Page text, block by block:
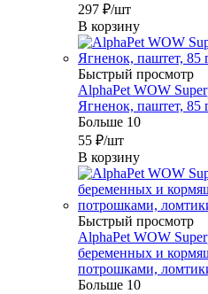
297 ₽/шт
В корзину
Быстрый просмотр
AlphaPet WOW
Ягненок, паштет, 85
Больше 10
55 ₽/шт
В корзину
Быстрый просмотр
AlphaPet WOW
беременных и
потрошками,
Больше 10